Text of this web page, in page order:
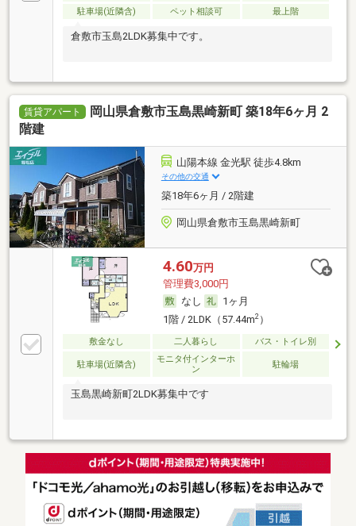
駐車場(近隣含)
ペット相談可 最上階
倉敷市玉島2LDK募集中です。
賃貸アパート
岡山県倉敷市玉島黒崎新町 築18年6ヶ月 2
階建
山陽本線 金光駅 徒歩4.8km
その他の交通
築18年6ヶ月 / 2階建
岡山県倉敷市玉島黒崎新町
4.60万円
管理費3,000円
なし
1ヶ月
1階 / 2LDK（57.44m2）
敷金なし 二人暮らし バス・トイレ別
駐車場(近隣含)
モニタ付インターホ
ン
駐輪場
玉島黒崎新町2LDK募集中です